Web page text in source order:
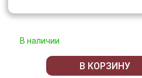
В наличии
В КОРЗИНУ